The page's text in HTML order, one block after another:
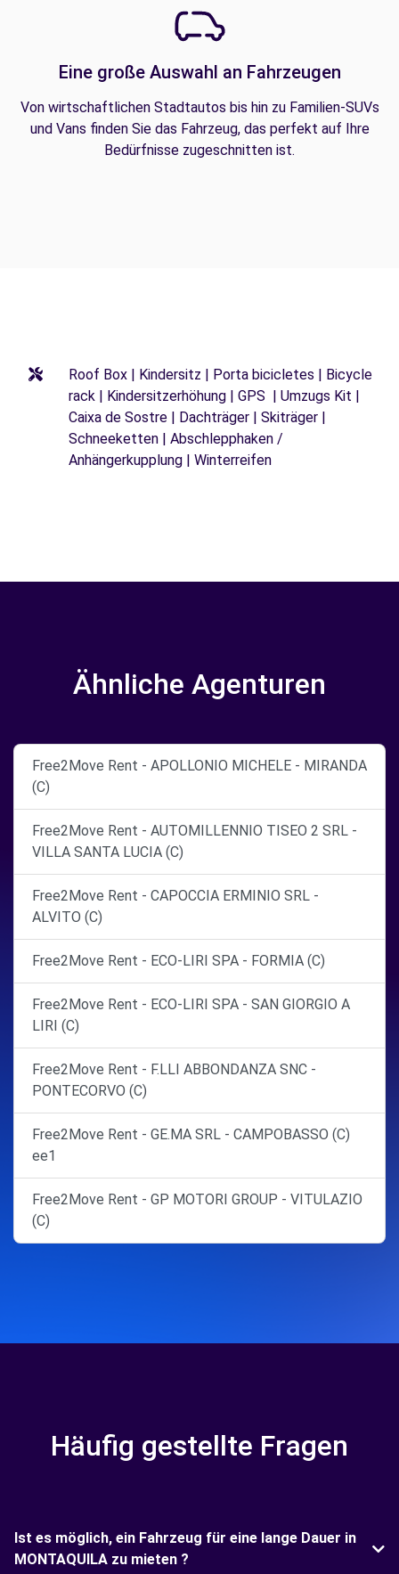
Eine große Auswahl an Fahrzeugen
Von wirtschaftlichen Stadtautos bis hin zu Familien-SUVs
und Vans finden Sie das Fahrzeug, das perfekt auf Ihre
Bedürfnisse zugeschnitten ist.
Roof Box | Kindersitz | Porta bicicletes | Bicycle
rack | Kindersitzerhöhung | GPS | Umzugs Kit |
Caixa de Sostre | Dachträger | Skiträger |
Schneeketten | Abschlepphaken /
Anhängerkupplung | Winterreifen
Ähnliche Agenturen
Free2Move Rent - APOLLONIO MICHELE - MIRANDA
(C)
Free2Move Rent - AUTOMILLENNIO TISEO 2 SRL -
VILLA SANTA LUCIA (C)
Free2Move Rent - CAPOCCIA ERMINIO SRL -
ALVITO (C)
Free2Move Rent - ECO-LIRI SPA - FORMIA (C)
Free2Move Rent - ECO-LIRI SPA - SAN GIORGIO A
LIRI (C)
Free2Move Rent - F.LLI ABBONDANZA SNC -
PONTECORVO (C)
Free2Move Rent - GE.MA SRL - CAMPOBASSO (C)
ee1
Free2Move Rent - GP MOTORI GROUP - VITULAZIO
(C)
Häufig gestellte Fragen
Ist es möglich, ein Fahrzeug für eine lange Dauer in
MONTAQUILA zu mieten ?